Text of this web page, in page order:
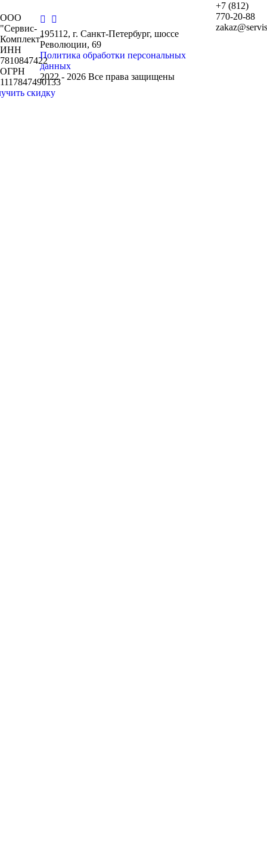
ООО
"Сервис-
Комплект"
ИНН
7810847422
ОГРН
1117847490133
скидку
195112, г. Санкт-Петербург, шоссе
Революции, 69
Политика обработки персональных
данных
2022 - 2026 Все права защищены
+7 (812)
770-20-88